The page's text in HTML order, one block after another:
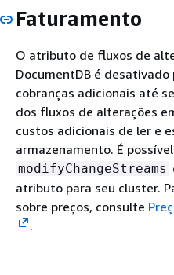
Faturamento
O atributo de fluxos de
DocumentDB é
cobranças adicionais até
dos fluxos de alterações
custos adicionais de ler e
armazenamento. É
modifyChangeStreams
atributo para seu cluster.
sobre preços, consulte
.